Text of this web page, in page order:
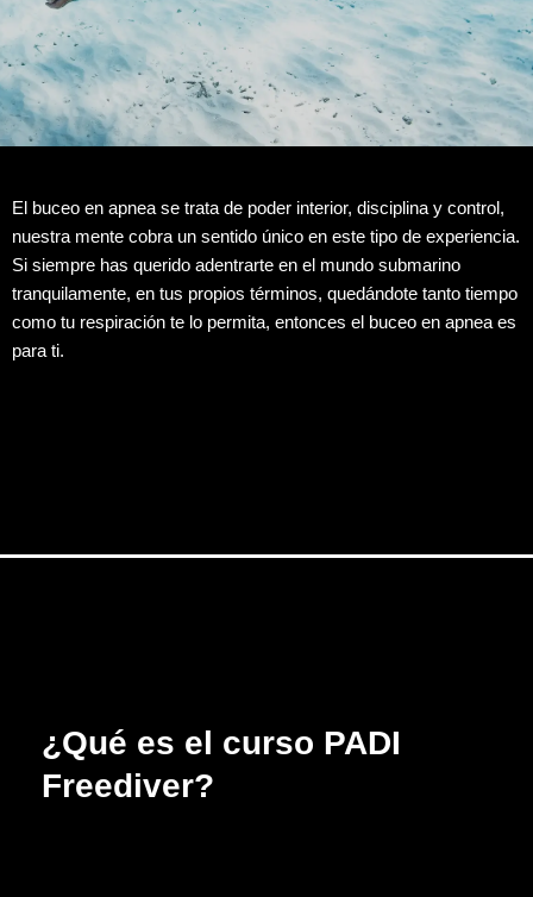
El buceo en apnea se trata de poder interior, disciplina y control,
nuestra mente cobra un sentido único en este tipo de experiencia.
Si siempre has querido adentrarte en el mundo submarino
tranquilamente, en tus propios términos, quedándote tanto tiempo
como tu respiración te lo permita, entonces el buceo en apnea es
para ti.
¿Qué es el curso PADI
Freediver?